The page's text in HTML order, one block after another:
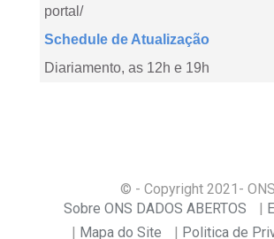
portal/
Schedule de Atualização
Diariamento, as 12h e 19h
© - Copyright 2021 - ONS
Sobre ONS DADOS ABERTOS
Mapa do Site
Politica de